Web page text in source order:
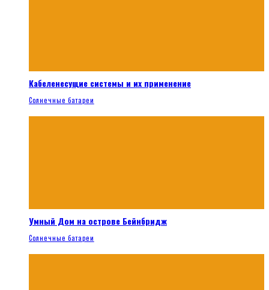
Кабеленесущие системы и их применение
Солнечные батареи
Умный Дом на острове Бейнбридж
Солнечные батареи